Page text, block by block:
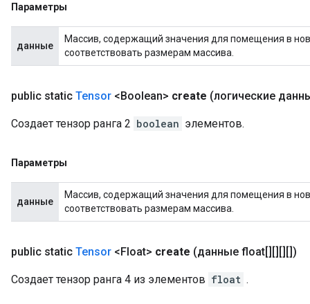
Параметры
данные
Массив, содержащий значения для помещения в
соответствовать размерам массива.
public static Tensor <Boolean> create (логические
Создает тензор ранга 2 boolean элементов.
Параметры
данные
Массив, содержащий значения для помещения в
соответствовать размерам массива.
public static Tensor <Float> create (данные float[][][][])
Создает тензор ранга 4 из элементов float .